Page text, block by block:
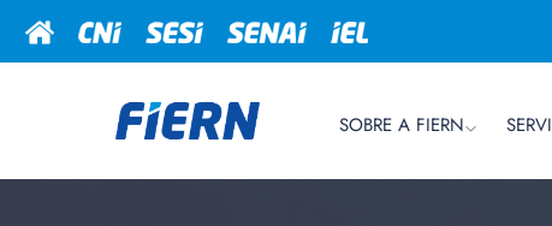
SOBRE A FIERN